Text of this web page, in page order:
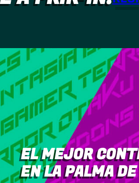
EL MEJOR
EN LA PALMA